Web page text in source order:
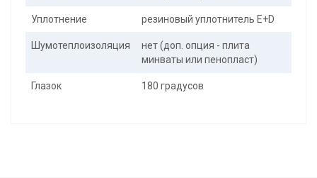
Уплотнение резиновый уплотнитель E+D
Шумотеплоизоляция
нет (доп. опция - плита
минваты или пенопласт)
Глазок 180 градусов